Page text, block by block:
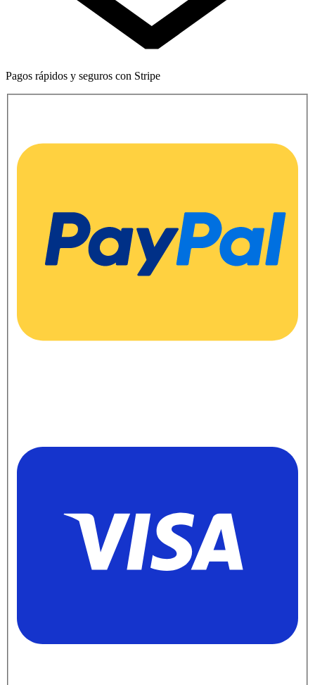
Pagos rápidos y seguros con Stripe